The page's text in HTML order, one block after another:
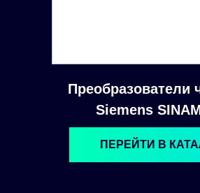
Преобразователи
Siemens
ПЕРЕЙТИ В